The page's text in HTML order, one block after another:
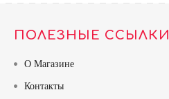
ПОЛЕЗНЫЕ ССЫЛКИ
О Магазине
Контакты